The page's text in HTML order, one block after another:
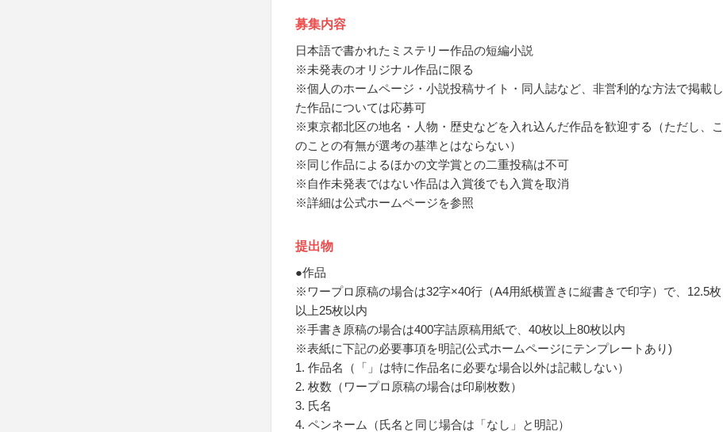
募集内容
日本語で書かれたミステリー作品の短編小説
※未発表のオリジナル作品に限る
※個人のホームページ・小説投稿サイト・同人誌など、非営利的な方法で掲載し
た作品については応募可
※東京都北区の地名・人物・歴史などを入れ込んだ作品を歓迎する（ただし、こ
のことの有無が選考の基準とはならない）
※同じ作品によるほかの文学賞との二重投稿は不可
※自作未発表ではない作品は入賞後でも入賞を取消
※詳細は公式ホームページを参照
提出物
●作品
※ワープロ原稿の場合は32字×40行（A4用紙横置きに縦書きで印字）で、12.5枚
以上25枚以内
※手書き原稿の場合は400字詰原稿用紙で、40枚以上80枚以内
※表紙に下記の必要事項を明記(公式ホームページにテンプレートあり)
1. 作品名（「」は特に作品名に必要な場合以外は記載しない）
2. 枚数（ワープロ原稿の場合は印刷枚数）
3. 氏名
4. ペンネーム（氏名と同じ場合は「なし」と明記）